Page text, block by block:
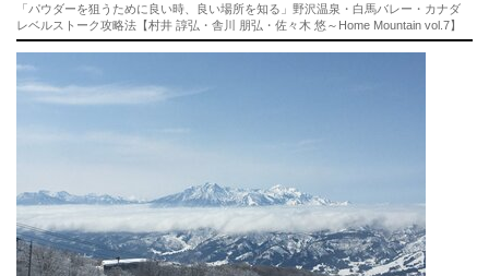
「パウダーを狙うために良い時、良い場所を知る」野沢温泉・白馬バレー・カナダ
レベルストーク攻略法【村井 諄弘・舎川 朋弘・佐々木 悠～Home Mountain vol.7】